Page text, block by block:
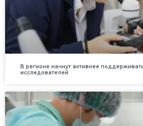
В регионе начнут активнее
исследователей